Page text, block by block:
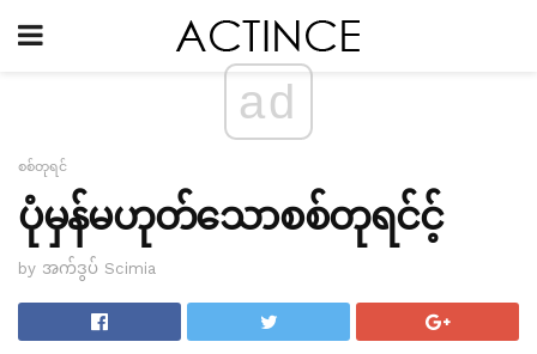
ad
စစ်တုရင်
ပုံမှန်မဟုတ်သောစစ်တုရင်င့်
by အက်ဒွပ် Scimia